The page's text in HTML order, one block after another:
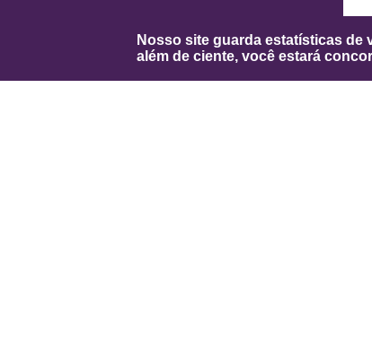
Nosso site guarda estatísticas de
além de ciente, você estará